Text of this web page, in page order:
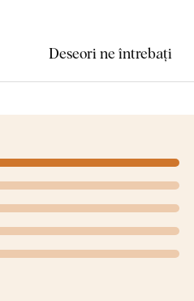
Deseori ne întrebați